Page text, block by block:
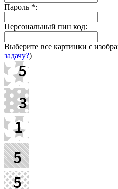
Пароль *:
Персональный пин код:
Выберите все картинки с
задачу?)